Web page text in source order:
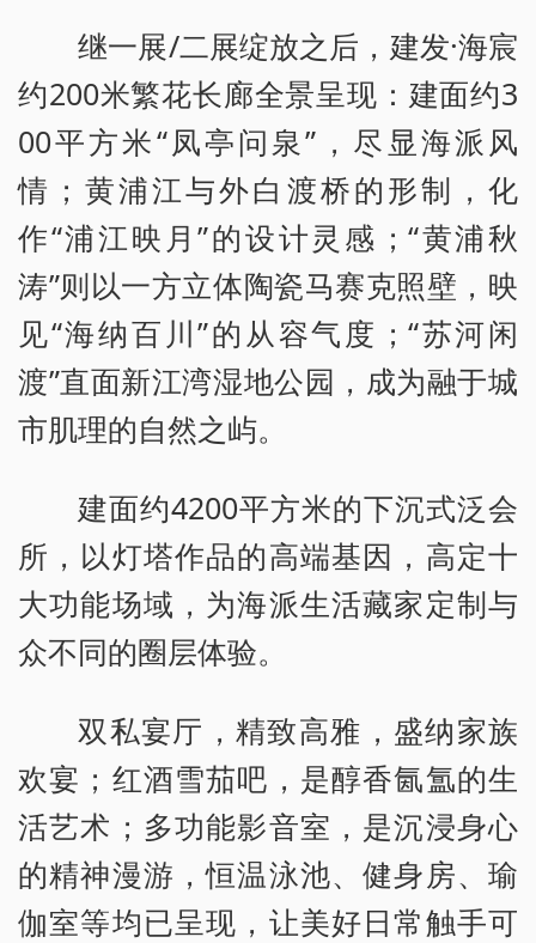
继一展/二展绽放之后，建发·海宸
约200米繁花长廊全景呈现：建面约3
00平方米“凤亭问泉”，尽显海派风
情；黄浦江与外白渡桥的形制，化
作“浦江映月”的设计灵感；“黄浦秋
涛”则以一方立体陶瓷马赛克照壁，映
见“海纳百川”的从容气度；“苏河闲
渡”直面新江湾湿地公园，成为融于城
市肌理的自然之屿。
建面约4200平方米的下沉式泛会
所，以灯塔作品的高端基因，高定十
大功能场域，为海派生活藏家定制与
众不同的圈层体验。
双私宴厅，精致高雅，盛纳家族
欢宴；红酒雪茄吧，是醇香氤氲的生
活艺术；多功能影音室，是沉浸身心
的精神漫游，恒温泳池、健身房、瑜
伽室等均已呈现，让美好日常触手可